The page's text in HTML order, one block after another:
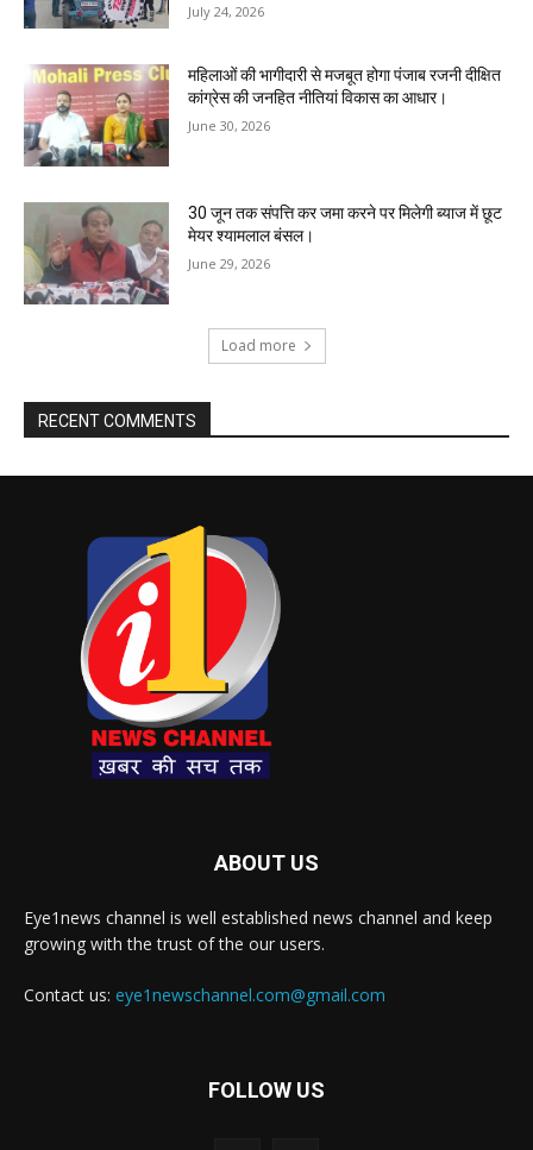
July 24, 2026
महिलाओं की भागीदारी से मजबूत होगा पंजाब रजनी दीक्षित
कांग्रेस की जनहित नीतियां विकास का आधार।
June 30, 2026
30 जून तक संपत्ति कर जमा करने पर मिलेगी ब्याज में छूट
मेयर श्यामलाल बंसल।
June 29, 2026
Load more
RECENT COMMENTS
ABOUT US
Eye1news channel is well established news channel and keep
growing with the trust of the our users.
Contact us: eye1newschannel.com@gmail.com
FOLLOW US